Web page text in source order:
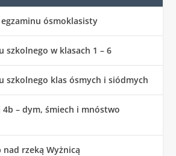
ósmoklasisty
szkolnego w klasach 1 – 6
szkolnego klas ósmych i siódmych
4b – dym, śmiech i mnóstwo
rzeką Wyżnicą